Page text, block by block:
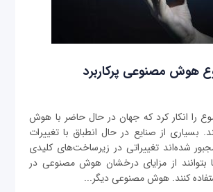
را انکار کرد که جهان در حال حاضر با هوش
بسیاری از صنایع در حال انطباق با تغییرات
شده‌اند تغییراتی در زیرساخت‌های کلیدی
بتوانند از مزایای درخشان هوش مصنوعی در
کنند. هوش مصنوعی دیگر...